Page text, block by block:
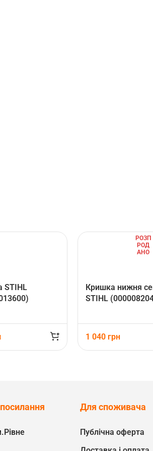
STIHL
РОЗП
РОД
АНО
Кришка нижня
STIHL
1 040 грн
Для споживача
Публічна оферта